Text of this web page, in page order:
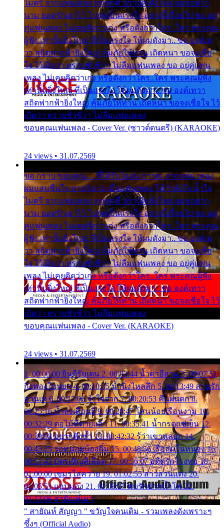
ไมตรี จากแฟนเพลง ทุกทุกที่ ปราณีหลั่งไหล ผมขอฝาก
นาม ยอดรักเอาไว้ โปรดเป็นแรงใจ อย่างนี้เรื่อยไป ขอ อยู่
คู่แฟนเพลง ไม่เคยคิดว่าเก่ง หรือดังกว่าใคร..ใคร พระคุณ
ผู้ฟัง เท่านั้นยิ่งใหญ่ ที่เป็นแรงใจ ให้ผมดังมา.. ขอ องค์เท
วา สถิตฟากฟ้ายิ่งใหญ่ คุ้มภัยให้ท่าน เถิดหนา ขอจงเชื่อ
ใจ ไว้เถิดว่า ตราบชั่วชีวา ไม่ลืมแฟนเพลง ขอ อยู่คู่แฟน
เพลง ไม่เคยคิดว่าเก่ง หรือดังกว่าใคร..ใคร พระคุณผู้ฟัง
เท่านั้นยิ่งใหญ่ ที่เป็นแรงใจ ให้ผมดังมา.. ขอ องค์เทวา
สถิตฟากฟ้ายิ่งใหญ่ คุ้มภัยให้ท่าน เถิดหนา ขอจงเชื่อใจ ไว้
เถิดว่า ตราบชั่วชีวา ไม่ลืมแฟนเพลง
ขอบคุณแฟนเพลง - Cover Ver. (ซาวด์ดนตรี) (KARAOKE)
24 views • 31.07.2569
ขอ กราบ ขอบคุณ.... ที่ได้รับไออุ่น การุณ จากแฟน เพลง
ผมแสนชื่นใจ หายวังเวง เมื่อแฟนเพลง ให้กำลังใจ น้ำใจ
ไมตรี จากแฟนเพลง ทุกทุกที่ ปราณีหลั่งไหล ผมขอฝาก
นาม ยอดรักเอาไว้ โปรดเป็นแรงใจ อย่างนี้เรื่อยไป ขอ อยู่
คู่แฟนเพลง ไม่เคยคิดว่าเก่ง หรือดังกว่าใคร..ใคร พระคุณ
ผู้ฟัง เท่านั้นยิ่งใหญ่ ที่เป็นแรงใจ ให้ผมดังมา.. ขอ องค์เท
วา สถิตฟากฟ้ายิ่งใหญ่ คุ้มภัยให้ท่าน เถิดหนา ขอจงเชื่อ
ใจ ไว้เถิดว่า ตราบชั่วชีวา ไม่ลืมแฟนเพลง ขอ อยู่คู่แฟน
เพลง ไม่เคยคิดว่าเก่ง หรือดังกว่าใคร..ใคร พระคุณผู้ฟัง
เท่านั้นยิ่งใหญ่ ที่เป็นแรงใจ ให้ผมดังมา.. ขอ องค์เทวา
สถิตฟากฟ้ายิ่งใหญ่ คุ้มภัยให้ท่าน เถิดหนา ขอจงเชื่อใจ ไว้
เถิดว่า ตราบชั่วชีวา ไม่ลืมแฟนเพลง
ขอบคุณแฟนเพลง - Cover Ver. (KARAOKE)
24 views • 31.07.2569
1. 00:00:00 ยินดีรับเดน 2. 00:03:44 น้ำตาอีสาน 3. 00:07:51
กิ่งทองใบหยก 4. 00:10:35 น้ำนิ่งไหลลึก 5. 00:13:49 ลานรัก
ลานเท 6. 00:17:06 จำใจจาก 7. 00:20:53 คืนฝนตก 8.
00:25:16 น้ำลงเดือนยี่ 9. 00:28:47 โสนน้อยเรือนงาม 10.
00:32:29 ตอไม้ที่ตายแล้ว 11. 00:35:41 น้ำกรดแช่เย็น 12.
00:39:08 อยากฟังซ้ำ 13. 00:42:32 รู้ว่าเขาหลอก 14.
00:45:25 รอหน่อยน้องติ๋ม 15. 00:48:56 เรือล่มในหนอง 16.
00:51:43 บัตรเชิญสีเลือด 17. 00:56:07 อดีตรักโรงทอ 18.
01:00:00 เขมรไล่ควาย 19. 01:02:55 สาวสวนแตง 20.
01:05:51 แอบมอง 21. 01:09:27 พบรักปากน้ำโพ 22.
01:13:06 สายัณห์เมา
" สายัณห์ สัญญา " ขวัญใจคนเดิม - รวมเพลงดังเพราะๆ
ซึ้งๆ (Official Audio)